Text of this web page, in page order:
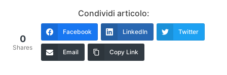
Condividi articolo:
0
Shares
Facebook LinkedIn Twitter
Email Copy Link